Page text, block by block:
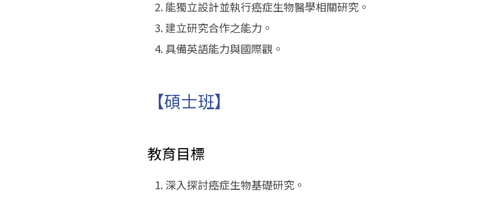
能獨立設計並執行癌症生物醫學相關研究。
建立研究合作之能力。
具備英語能力與國際觀。
【碩士班】
教育目標
深入探討癌症生物基礎研究。